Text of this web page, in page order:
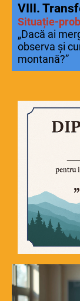
VIII.
Situație-
„Dacă ai
observa și
montană?”